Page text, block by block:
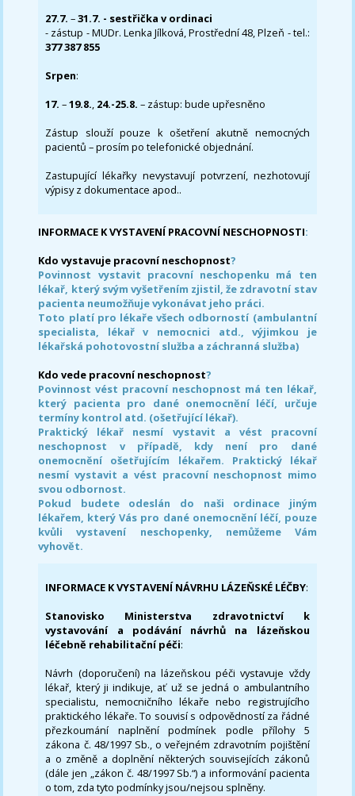
27.7.–31.7. - sestřička v ordinaci
- zástup - MUDr. Lenka Jílková, Prostřední 48, Plzeň - tel.:
377 387 855
Srpen:
17. –19.8., 24.-25.8. – zástup: bude upřesněno
Zástup slouží pouze k ošetření akutně nemocných
pacientů – prosím po telefonické objednání.
Zastupující lékařky nevystavují potvrzení, nezhotovují
výpisy z dokumentace apod..
INFORMACE K VYSTAVENÍ PRACOVNÍ NESCHOPNOSTI:
Kdo vystavuje pracovní neschopnost?
Povinnost vystavit pracovní neschopenku má ten
lékař, který svým vyšetřením zjistil, že zdravotní stav
pacienta neumožňuje vykonávat jeho práci.
Toto platí pro lékaře všech odborností (ambulantní
specialista, lékař v nemocnici atd., výjimkou je
lékařská pohotovostní služba a záchranná služba)
Kdo vede pracovní neschopnost?
Povinnost vést pracovní neschopnost má ten lékař,
který pacienta pro dané onemocnění léčí, určuje
termíny kontrol atd. (ošetřující lékař).
Praktický lékař nesmí vystavit a vést pracovní
neschopnost v případě, kdy není pro dané
onemocnění ošetřujícím lékařem. Praktický lékař
nesmí vystavit a vést pracovní neschopnost mimo
svou odbornost.
Pokud budete odeslán do naši ordinace jiným
lékařem, který Vás pro dané onemocnění léčí, pouze
kvůli vystavení neschopenky, nemůžeme Vám
vyhovět.
INFORMACE K VYSTAVENÍ NÁVRHU LÁZEŇSKÉ LÉČBY:
Stanovisko Ministerstva zdravotnictví k
vystavování a podávání návrhů na lázeňskou
léčebně rehabilitační péči:
Návrh (doporučení) na lázeňskou péči vystavuje vždy
lékař, který ji indikuje, ať už se jedná o ambulantního
specialistu, nemocničního lékaře nebo registrujícího
praktického lékaře. To souvisí s odpovědností za řádné
přezkoumání naplnění podmínek podle přílohy 5
zákona č. 48/1997 Sb., o veřejném zdravotním pojištění
a o změně a doplnění některých souvisejících zákonů
(dále jen „zákon č. 48/1997 Sb.“) a informování pacienta
o tom, zda tyto podmínky jsou/nejsou splněny.